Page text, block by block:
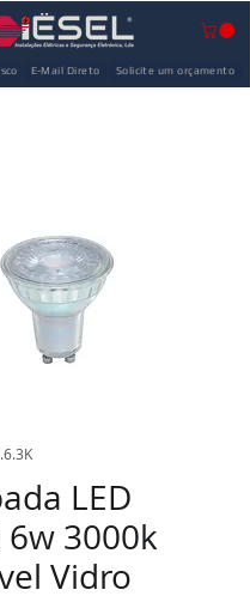
E-Mail Direto Solicite um orçamento
LED
6w 3000k
Vidro